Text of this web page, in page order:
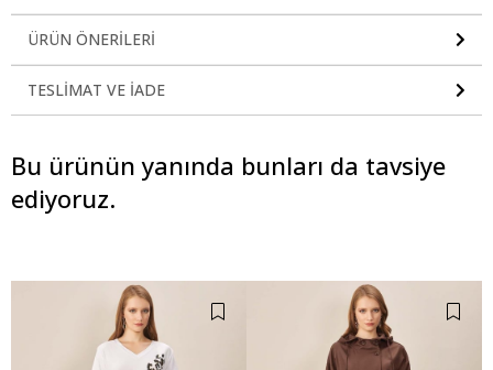
ÜRÜN ÖNERILERI
TESLIMAT VE İADE
Bu ürünün yanında bunları da tavsiye
ediyoruz.